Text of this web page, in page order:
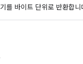
를 바이트 단위로 반환합니